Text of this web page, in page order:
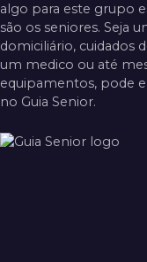
algo para este grupo
são os seniores. Seja
domiciliário, cuidados
um medico ou até
equipamentos, pode
no Guia Senior.